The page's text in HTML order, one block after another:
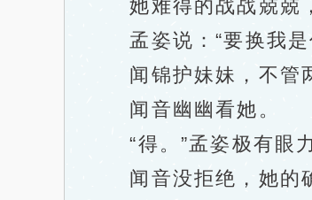
她难得的战战兢兢，
孟姿说：“要换我是
闻锦护妹妹，不管两
闻音幽幽看她。
“得。”孟姿极有眼力
闻音没拒绝，她的确